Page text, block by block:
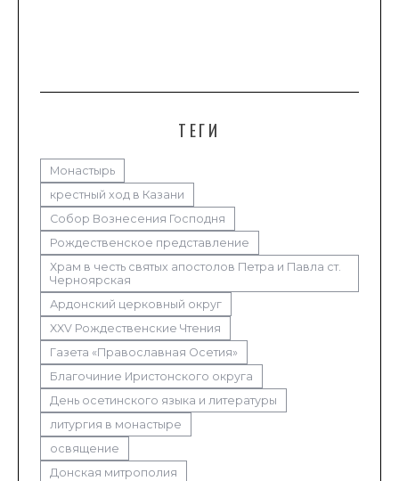
ТЕГИ
Монастырь
крестный ход в Казани
Собор Вознесения Господня
Рождественское представление
Храм в честь святых апостолов Петра и Павла ст.
Черноярская
Ардонский церковный округ
XXV Рождественские Чтения
Газета «Православная Осетия»
Благочиние Иристонского округа
День осетинского языка и литературы
литургия в монастыре
освящение
Донская митрополия